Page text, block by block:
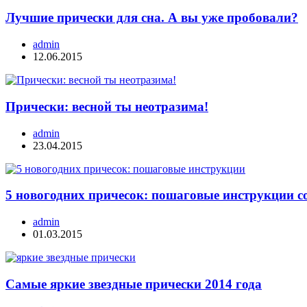
Лучшие прически для сна. А вы уже пробовали?
admin
12.06.2015
Прически: весной ты неотразима!
admin
23.04.2015
5 новогодних причесок: пошаговые инструкции
admin
01.03.2015
Самые яркие звездные прически 2014 года